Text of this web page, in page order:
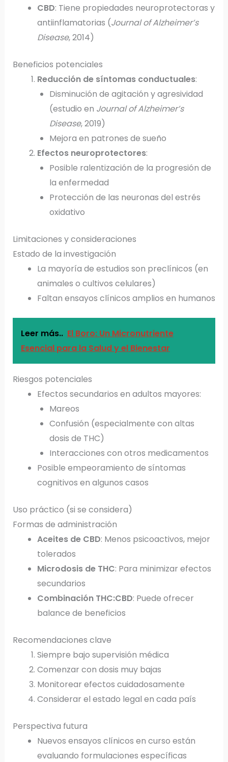
CBD: Tiene propiedades neuroprotectoras y
antiinflamatorias (Journal of Alzheimer’s
Disease, 2014)
Beneficios potenciales
Reducción de síntomas conductuales:
Disminución de agitación y agresividad
(estudio en Journal of Alzheimer’s
Disease, 2019)
Mejora en patrones de sueño
Efectos neuroprotectores:
Posible ralentización de la progresión de
la enfermedad
Protección de las neuronas del estrés
oxidativo
Limitaciones y consideraciones
Estado de la investigación
La mayoría de estudios son preclínicos (en
animales o cultivos celulares)
Faltan ensayos clínicos amplios en humanos
Leer más.. El Boro: Un Micronutriente
Esencial para la Salud y el Bienestar
Riesgos potenciales
Efectos secundarios en adultos mayores:
Mareos
Confusión (especialmente con altas
dosis de THC)
Interacciones con otros medicamentos
Posible empeoramiento de síntomas
cognitivos en algunos casos
Uso práctico (si se considera)
Formas de administración
Aceites de CBD: Menos psicoactivos, mejor
tolerados
Microdosis de THC: Para minimizar efectos
secundarios
Combinación THC:CBD: Puede ofrecer
balance de beneficios
Recomendaciones clave
Siempre bajo supervisión médica
Comenzar con dosis muy bajas
Monitorear efectos cuidadosamente
Considerar el estado legal en cada país
Perspectiva futura
Nuevos ensayos clínicos en curso están
evaluando formulaciones específicas